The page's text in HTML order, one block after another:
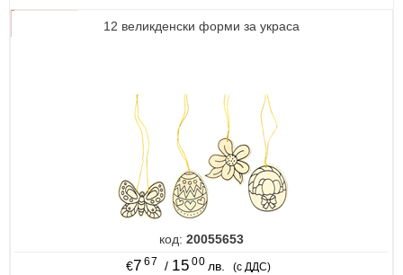
12 великденски форми за украса
код: 20055653
€7 67 / 15 00 лв. (с ДДС)